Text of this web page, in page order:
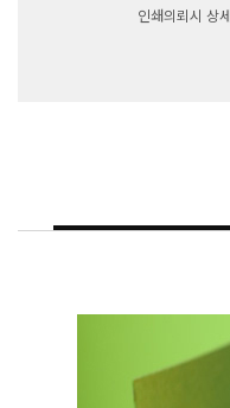
인쇄의뢰시 상